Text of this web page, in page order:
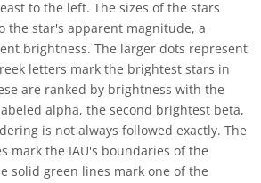
to the left. The sizes of the stars
the star's apparent magnitude, a
brightness. The larger dots represent
letters mark the brightest stars in
are ranked by brightness with the
alpha, the second brightest beta,
is not always followed exactly. The
mark the IAU's boundaries of the
solid green lines mark one of the